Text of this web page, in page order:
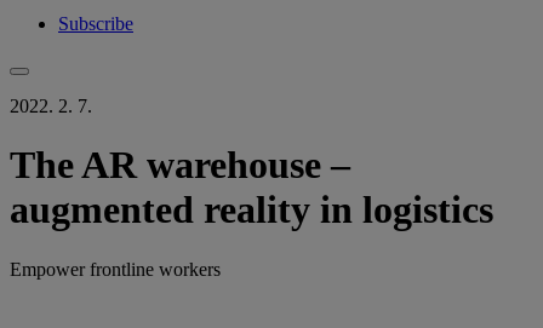
Subscribe
2022. 2. 7.
The AR warehouse –
augmented reality in logistics
Empower frontline workers